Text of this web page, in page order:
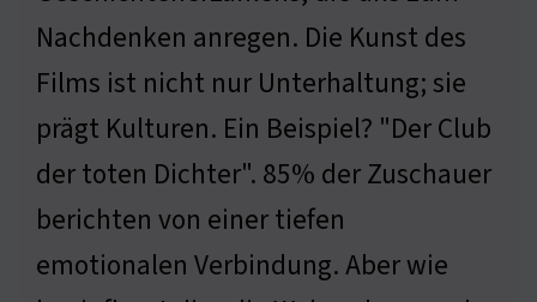
Nachdenken anregen. Die Kunst des
Films ist nicht nur Unterhaltung; sie
prägt Kulturen. Ein Beispiel? "Der Club
der toten Dichter". 85% der Zuschauer
berichten von einer tiefen
emotionalen Verbindung. Aber wie